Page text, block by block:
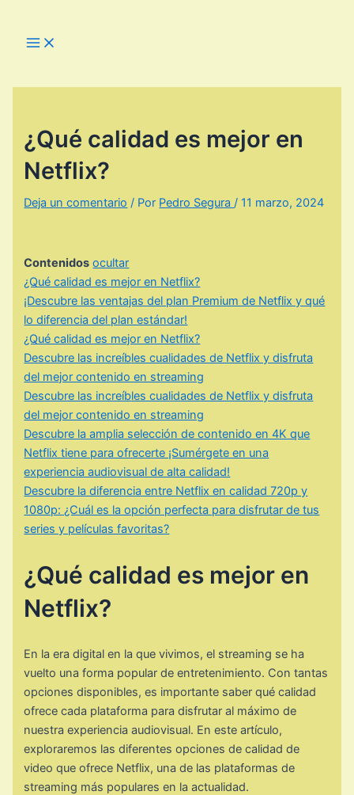
Main
Menu
¿Qué calidad es mejor en
Netflix?
Deja un comentario / Por Pedro Segura/11 marzo, 2024
Contenidos ocultar
¿Qué calidad es mejor en Netflix?
¡Descubre las ventajas del plan Premium de Netflix y qué
lo diferencia del plan estándar!
¿Qué calidad es mejor en Netflix?
Descubre las increíbles cualidades de Netflix y disfruta
del mejor contenido en streaming
Descubre las increíbles cualidades de Netflix y disfruta
del mejor contenido en streaming
Descubre la amplia selección de contenido en 4K que
Netflix tiene para ofrecerte ¡Sumérgete en una
experiencia audiovisual de alta calidad!
Descubre la diferencia entre Netflix en calidad 720p y
1080p: ¿Cuál es la opción perfecta para disfrutar de tus
series y películas favoritas?
¿Qué calidad es mejor en
Netflix?
En la era digital en la que vivimos, el streaming se ha
vuelto una forma popular de entretenimiento. Con tantas
opciones disponibles, es importante saber qué calidad
ofrece cada plataforma para disfrutar al máximo de
nuestra experiencia audiovisual. En este artículo,
exploraremos las diferentes opciones de calidad de
video que ofrece Netflix, una de las plataformas de
streaming más populares en la actualidad.